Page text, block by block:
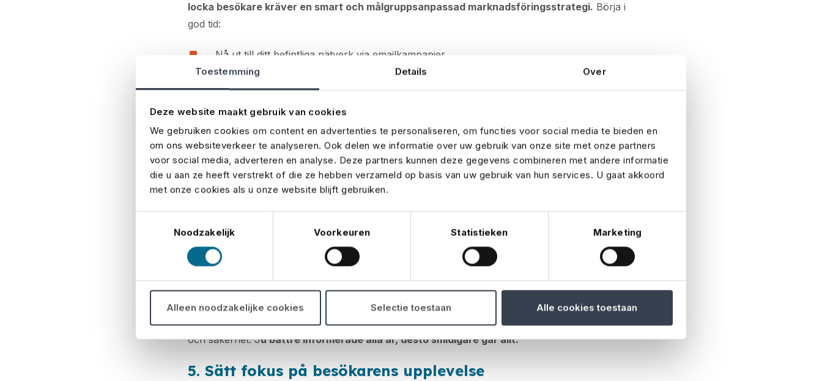
Toestemming Details Over
Deze website maakt gebruik van cookies
We gebruiken cookies om content en advertenties te personaliseren, om functies voor social media te bieden en
om ons websiteverkeer te analyseren. Ook delen we informatie over uw gebruik van onze site met onze partners
voor social media, adverteren en analyse. Deze partners kunnen deze gegevens combineren met andere informatie
die u aan ze heeft verstrekt of die ze hebben verzameld op basis van uw gebruik van hun services. U gaat akkoord
met onze cookies als u onze website blijft gebruiken.
Noodzakelijk
Voorkeuren Statistieken Marketing
Alleen noodzakelijke cookies Selectie toestaan Alle cookies toestaan
locka besökare kräver en smart och målgruppsanpassad marknadsföringsstrategi. Börja i
god tid:
Nå ut till ditt befintliga nätverk via emailkampanjer
Dela uppdateringar och bakom kulisserna material på LinkedIn och Instagram
Förse utställarna med marknadsföringsmaterial så att de kan aktivera sin egen publik
Ett pressmeddelande till branschmedia eller lokal press kan också vara effektivt
Glöm inte att öppna upp för online-registrering. Ju tidigare folk anmäler sig, desto bättre kan
du planera kapacitet, kommunikation och logistik.​​​​​​
Från uppbyggnad till nedmontering: ett lyckat evenemang bygger på välfungerande logistik.
Dokumentera alla avtal i tydliga tidsscheman och produktionsplaner:
vem anländer när, vad
säkerhet och städning.
Ha nära samordning med alla inblandade: leverantörer, monterbyggare, ditt eget team, catering
och säkerhet. Ju bättre informerade alla är, desto smidigare går allt.
5. Sätt fokus på besökarens upplevelse